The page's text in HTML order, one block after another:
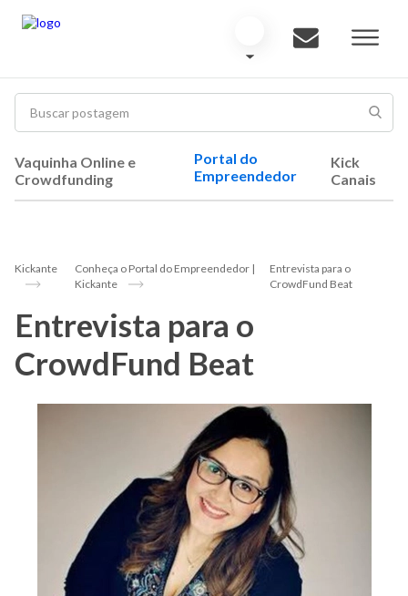
Vaquinha Online e
Crowdfunding
Portal do
Empreendedor
Kick
Canais
Kickante
Conheça o Portal do Empreendedor |
Kickante
Entrevista para o
CrowdFund Beat
Entrevista para o
CrowdFund Beat